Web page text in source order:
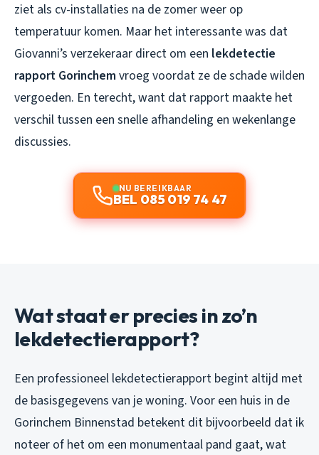
ziet als cv-installaties na de zomer weer op
temperatuur komen. Maar het interessante was dat
Giovanni’s verzekeraar direct om een lekdetectie
rapport Gorinchem vroeg voordat ze de schade wilden
vergoeden. En terecht, want dat rapport maakte het
verschil tussen een snelle afhandeling en wekenlange
discussies.
NU BEREIKBAAR
BEL 085 019 74 47
Wat staat er precies in zo’n
lekdetectierapport?
Een professioneel lekdetectierapport begint altijd met
de basisgegevens van je woning. Voor een huis in de
Gorinchem Binnenstad betekent dit bijvoorbeeld dat ik
noteer of het om een monumentaal pand gaat, wat